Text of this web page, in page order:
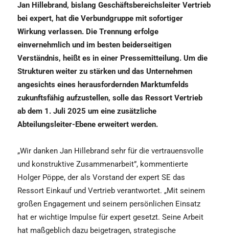
Jan Hillebrand, bislang Geschäftsbereichsleiter Vertrieb
bei expert, hat die Verbundgruppe mit sofortiger
Wirkung verlassen. Die Trennung erfolge
einvernehmlich und im besten beiderseitigen
Verständnis, heißt es in einer Pressemitteilung. Um die
Strukturen weiter zu stärken und das Unternehmen
angesichts eines herausfordernden Marktumfelds
zukunftsfähig aufzustellen, solle das Ressort Vertrieb
ab dem 1. Juli 2025 um eine zusätzliche
Abteilungsleiter-Ebene erweitert werden.
„Wir danken Jan Hillebrand sehr für die vertrauensvolle
und konstruktive Zusammenarbeit”, kommentierte
Holger Pöppe, der als Vorstand der expert SE das
Ressort Einkauf und Vertrieb verantwortet. „Mit seinem
großen Engagement und seinem persönlichen Einsatz
hat er wichtige Impulse für expert gesetzt. Seine Arbeit
hat maßgeblich dazu beigetragen, strategische